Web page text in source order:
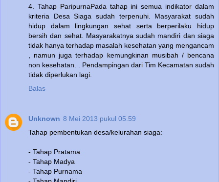
4. Tahap ParipurnaPada tahap ini semua indikator dalam
kriteria Desa Siaga sudah terpenuhi. Masyarakat sudah
hidup dalam lingkungan sehat serta berperilaku hidup
bersih dan sehat. Masyarakatnya sudah mandiri dan siaga
tidak hanya terhadap masalah kesehatan yang mengancam
, namun juga terhadap kemungkinan musibah / bencana
non kesehatan. . Pendampingan dari Tim Kecamatan sudah
tidak diperlukan lagi.
Balas
Unknown 8 Mei 2013 pukul 05.59
Tahap pembentukan desa/kelurahan siaga:
- Tahap Pratama
- Tahap Madya
- Tahap Purnama